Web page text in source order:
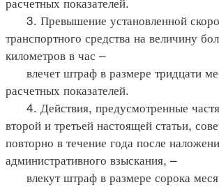
3. Превышение установленной
транспортного средства на величину
километров в час –
влечет штраф в размере тридцати
расчетных показателей.
4. Действия, предусмотренные
второй и третьей настоящей статьи,
повторно в течение года после
административного взыскания, –
влекут штраф в размере сорока